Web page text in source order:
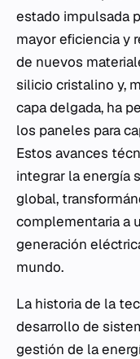
estado impulsada
mayor eficiencia y
de nuevos
silicio cristalino y,
capa delgada, ha
los paneles para
Estos avances
integrar la energía
global,
complementaria a
generación
mundo.
La historia de la
desarrollo de
gestión de la